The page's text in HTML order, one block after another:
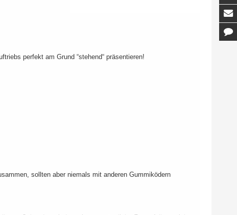
perfekt am Grund “stehend“ präsentieren!
sollten aber niemals mit anderen Gummiködern